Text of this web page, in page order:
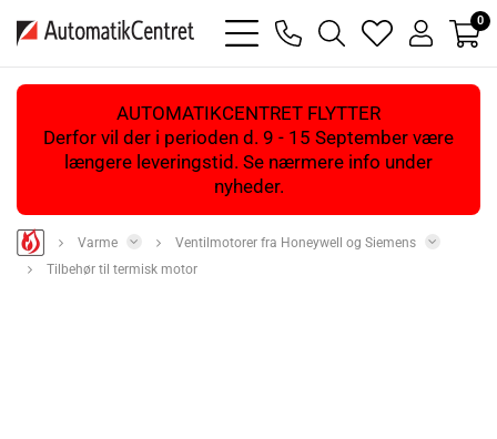
bars
light
phone
magnifying
glass
heart
light
user
light
0
AUTOMATIKCENTRET FLYTTER
Derfor vil der i perioden d. 9 - 15 September være
længere leveringstid. Se nærmere info under
nyheder.
Varme
Ventilmotorer fra Honeywell og Siemens
Tilbehør til termisk motor